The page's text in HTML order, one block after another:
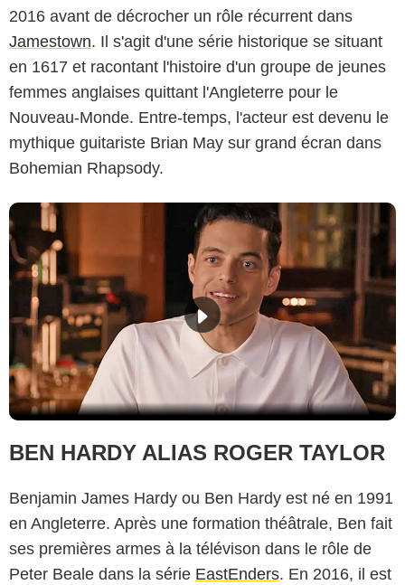
2016 avant de décrocher un rôle récurrent dans
Jamestown. Il s'agit d'une série historique se situant
en 1617 et racontant l'histoire d'un groupe de jeunes
femmes anglaises quittant l'Angleterre pour le
Nouveau-Monde. Entre-temps, l'acteur est devenu le
mythique guitariste Brian May sur grand écran dans
Bohemian Rhapsody.
BEN HARDY ALIAS ROGER TAYLOR
Benjamin James Hardy ou Ben Hardy est né en 1991
en Angleterre. Après une formation théâtrale, Ben fait
ses premières armes à la télévison dans le rôle de
Peter Beale dans la série EastEnders. En 2016, il est